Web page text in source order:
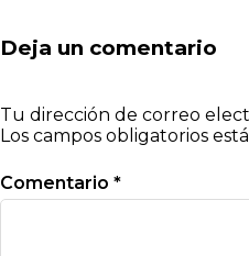
Deja un comentario
Tu dirección de correo
Los campos obligatorios
Comentario *